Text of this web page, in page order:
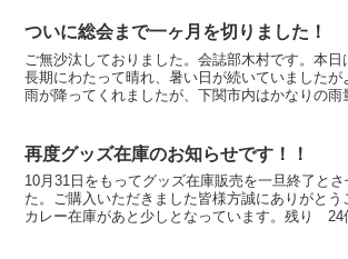
ついに総会まで一ヶ月を切りました！
ご無沙汰しておりました。会誌部木村です。本日
長期にわたって晴れ、暑い日が続いていましたが
雨が降ってくれましたが、下関市内はかなりの雨
再度グッズ在庫のお知らせです！！
10月31日をもってグッズ在庫販売を一旦終了と
た。ご購入いただきました皆様方誠にありがと
カレー在庫があと少しとなっています。残り 24